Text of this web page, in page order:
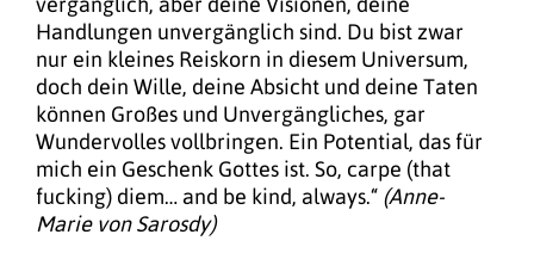
Handlungen unvergänglich sind. Du bist zwar
nur ein kleines Reiskorn in diesem Universum,
doch dein Wille, deine Absicht und deine Taten
können Großes und Unvergängliches, gar
Wundervolles vollbringen. Ein Potential, das für
mich ein Geschenk Gottes ist. So, carpe (that
fucking) diem… and be kind, always.“ (Anne-
Marie von Sarosdy)